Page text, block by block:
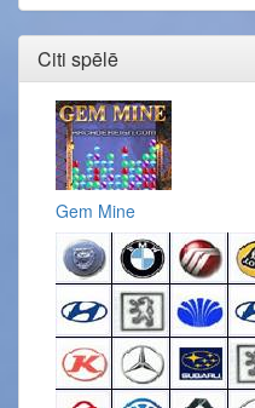
Citi spēlē
Gem Mine